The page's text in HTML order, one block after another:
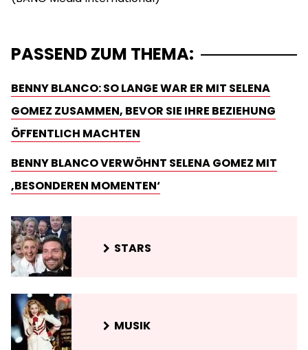
PASSEND ZUM THEMA:
BENNY BLANCO: SO LANGE WAR ER MIT SELENA
GOMEZ ZUSAMMEN, BEVOR SIE IHRE BEZIEHUNG
ÖFFENTLICH MACHTEN
BENNY BLANCO VERWÖHNT SELENA GOMEZ MIT
‚BESONDEREN MOMENTEN‘
STARS
MUSIK